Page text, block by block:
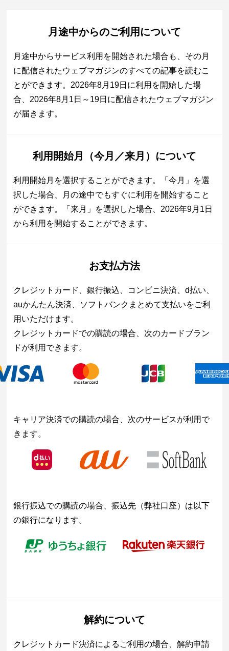
月途中からのご利用について
月途中からサービス利用を開始された場合も、その月
に配信されたウェブマガジンのすべての記事を読むこ
とができます。2026年8月19日に利用を開始した場
合、2026年8月1日～19日に配信されたウェブマガジン
が届きます。
利用開始月（今月／来月）について
利用開始月を選択することができます。「今月」を選
択した場合、月の途中でもすぐに利用を開始すること
ができます。「来月」を選択した場合、2026年9月1日
から利用を開始することができます。
お支払方法
クレジットカード、銀行振込、コンビニ決済、d払い、
auかんたん決済、ソフトバンクまとめて支払いをご利
用いただけます。
クレジットカードでの購読の場合、次のカードブラン
ドが利用できます。
キャリア決済での購読の場合、次のサービスが利用で
きます。
銀行振込での購読の場合、振込先（弊社口座）は以下
の銀行になります。
解約について
クレジットカード決済によるご利用の場合、解約申請